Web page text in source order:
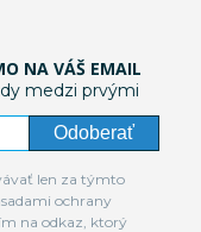
NA VÁŠ EMAIL
medzi prvými
Odoberať
len za týmto
ochrany
na odkaz, ktorý